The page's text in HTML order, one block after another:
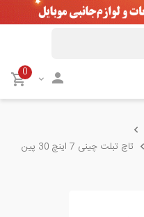
0
تاچ تبلت چینی 7 اینچ 30 پین